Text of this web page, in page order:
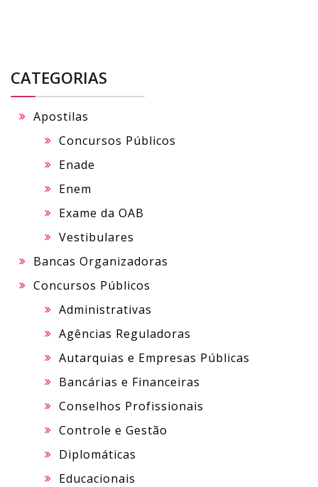
CATEGORIAS
Apostilas
Concursos Públicos
Enade
Enem
Exame da OAB
Vestibulares
Bancas Organizadoras
Concursos Públicos
Administrativas
Agências Reguladoras
Autarquias e Empresas Públicas
Bancárias e Financeiras
Conselhos Profissionais
Controle e Gestão
Diplomáticas
Educacionais